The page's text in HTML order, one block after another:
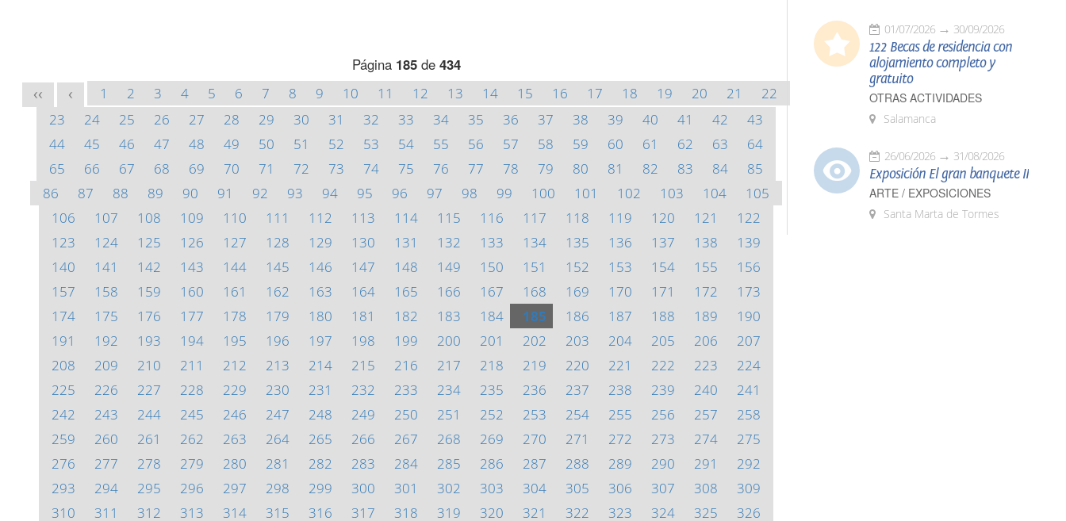
Página 185de 434
<< < 1 2 3 4 5 6 7 8 9 10 11 12 13 14 15 16 17 18 19 20 21
22
23
24 25 26 27 28 29 30 31 32 33 34 35 36 37 38 39 40 41 42
43
44
45 46 47 48 49 50 51 52 53 54 55 56 57 58 59 60 61 62 63
64
65
66 67 68 69 70 71 72 73 74 75 76 77 78 79 80 81 82 83 84
85
86
87 88 89 90 91 92 93 94 95 96 97 98 99 100 101 102 103 104
105
106
107 108 109 110 111 112 113 114 115 116 117 118 119 120 121
122
123
124 125 126 127 128 129 130 131 132 133 134 135 136 137 138
139
140
141 142 143 144 145 146 147 148 149 150 151 152 153 154 155
156
157
158 159 160 161 162 163 164 165 166 167 168 169 170 171 172
173
174
175 176 177 178 179 180 181 182 183 184 185 186 187 188 189
190
191
192 193 194 195 196 197 198 199 200 201 202 203 204 205 206
207
208
209 210 211 212 213 214 215 216 217 218 219 220 221 222 223
224
225
226 227 228 229 230 231 232 233 234 235 236 237 238 239 240
241
242
243 244 245 246 247 248 249 250 251 252 253 254 255 256 257
258
259
260 261 262 263 264 265 266 267 268 269 270 271 272 273 274
275
276
277 278 279 280 281 282 283 284 285 286 287 288 289 290 291
292
293
294 295 296 297 298 299 300 301 302 303 304 305 306 307 308
309
310
311 312 313 314 315 316 317 318 319 320 321 322 323 324 325 326
01/07/2026 30/09/2026
122 Becas de residencia con
alojamiento completo y
gratuito
OTRAS ACTIVIDADES
Salamanca
26/06/2026 31/08/2026
Exposición El gran banquete II
ARTE / EXPOSICIONES
Santa Marta de Tormes